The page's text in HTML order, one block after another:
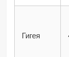
Гигея